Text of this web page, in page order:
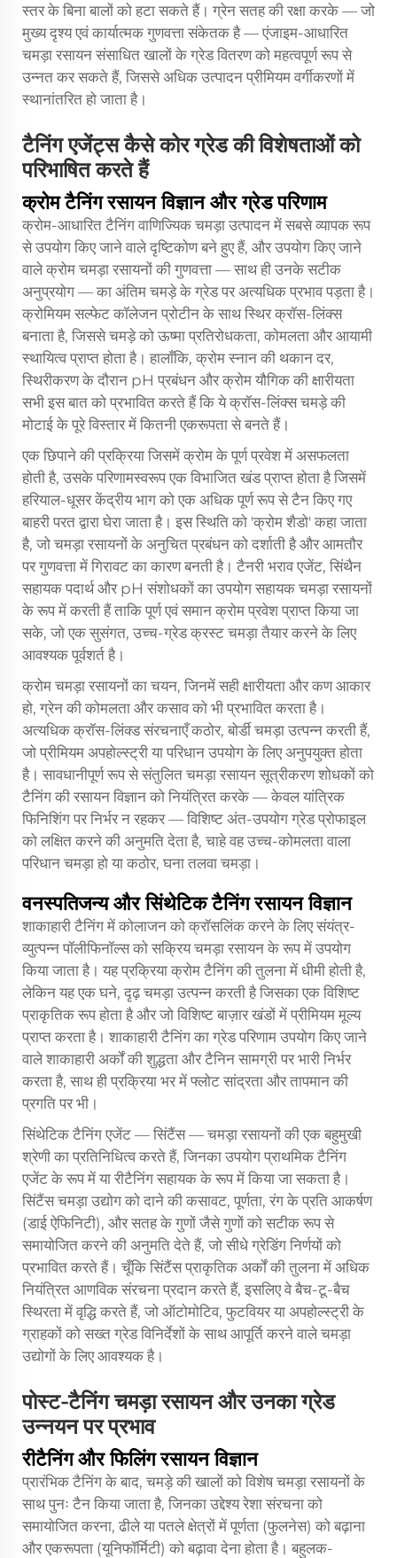
स्तर के बिना बालों को हटा सकते हैं। ग्रेन सतह की रक्षा करके — जो
मुख्य दृश्य एवं कार्यात्मक गुणवत्ता संकेतक है — एंजाइम-आधारित
चमड़ा रसायन संसाधित खालों के ग्रेड वितरण को महत्वपूर्ण रूप से
उन्नत कर सकते हैं, जिससे अधिक उत्पादन प्रीमियम वर्गीकरणों में
स्थानांतरित हो जाता है।
टैनिंग एजेंट्स कैसे कोर ग्रेड की विशेषताओं को
परिभाषित करते हैं
क्रोम टैनिंग रसायन विज्ञान और ग्रेड परिणाम
क्रोम-आधारित टैनिंग वाणिज्यिक चमड़ा उत्पादन में सबसे व्यापक रूप
से उपयोग किए जाने वाले दृष्टिकोण बने हुए हैं, और उपयोग किए जाने
वाले क्रोम चमड़ा रसायनों की गुणवत्ता — साथ ही उनके सटीक
अनुप्रयोग — का अंतिम चमड़े के ग्रेड पर अत्यधिक प्रभाव पड़ता है।
क्रोमियम सल्फेट कॉलेजन प्रोटीन के साथ स्थिर क्रॉस-लिंक्स
बनाता है, जिससे चमड़े को ऊष्मा प्रतिरोधकता, कोमलता और आयामी
स्थायित्व प्राप्त होता है। हालाँकि, क्रोम स्नान की थकान दर,
स्थिरीकरण के दौरान pH प्रबंधन और क्रोम यौगिक की क्षारीयता
सभी इस बात को प्रभावित करते हैं कि ये क्रॉस-लिंक्स चमड़े की
मोटाई के पूरे विस्तार में कितनी एकरूपता से बनते हैं।
एक छिपाने की प्रक्रिया जिसमें क्रोम के पूर्ण प्रवेश में असफलता
होती है, उसके परिणामस्वरूप एक विभाजित खंड प्राप्त होता है जिसमें
हरियाल-धूसर केंद्रीय भाग को एक अधिक पूर्ण रूप से टैन किए गए
बाहरी परत द्वारा घेरा जाता है। इस स्थिति को 'क्रोम शैडो' कहा जाता
है, जो चमड़ा रसायनों के अनुचित प्रबंधन को दर्शाती है और आमतौर
पर गुणवत्ता में गिरावट का कारण बनती है। टैनरी भराव एजेंट, सिंथैन
सहायक पदार्थ और pH संशोधकों का उपयोग सहायक चमड़ा रसायनों
के रूप में करती हैं ताकि पूर्ण एवं समान क्रोम प्रवेश प्राप्त किया जा
सके, जो एक सुसंगत, उच्च-ग्रेड क्रस्ट चमड़ा तैयार करने के लिए
आवश्यक पूर्वशर्त है।
क्रोम चमड़ा रसायनों का चयन, जिनमें सही क्षारीयता और कण आकार
हो, ग्रेन की कोमलता और कसाव को भी प्रभावित करता है।
अत्यधिक क्रॉस-लिंक्ड संरचनाएँ कठोर, बोर्डी चमड़ा उत्पन्न करती हैं,
जो प्रीमियम अपहोल्स्ट्री या परिधान उपयोग के लिए अनुपयुक्त होता
है। सावधानीपूर्ण रूप से संतुलित चमड़ा रसायन सूत्रीकरण शोधकों को
टैनिंग की रसायन विज्ञान को नियंत्रित करके — केवल यांत्रिक
फिनिशिंग पर निर्भर न रहकर — विशिष्ट अंत-उपयोग ग्रेड प्रोफाइल
को लक्षित करने की अनुमति देता है, चाहे वह उच्च-कोमलता वाला
परिधान चमड़ा हो या कठोर, घना तलवा चमड़ा।
वनस्पतिजन्य और सिंथेटिक टैनिंग रसायन विज्ञान
शाकाहारी टैनिंग में कोलाजन को क्रॉसलिंक करने के लिए संयंत्र-
व्युत्पन्न पॉलीफिनॉल्स को सक्रिय चमड़ा रसायन के रूप में उपयोग
किया जाता है। यह प्रक्रिया क्रोम टैनिंग की तुलना में धीमी होती है,
लेकिन यह एक घने, दृढ़ चमड़ा उत्पन्न करती है जिसका एक विशिष्ट
प्राकृतिक रूप होता है और जो विशिष्ट बाज़ार खंडों में प्रीमियम मूल्य
प्राप्त करता है। शाकाहारी टैनिंग का ग्रेड परिणाम उपयोग किए जाने
वाले शाकाहारी अर्कों की शुद्धता और टैनिन सामग्री पर भारी निर्भर
करता है, साथ ही प्रक्रिया भर में फ्लोट सांद्रता और तापमान की
प्रगति पर भी।
सिंथेटिक टैनिंग एजेंट — सिंटैंस — चमड़ा रसायनों की एक बहुमुखी
श्रेणी का प्रतिनिधित्व करते हैं, जिनका उपयोग प्राथमिक टैनिंग
एजेंट के रूप में या रीटैनिंग सहायक के रूप में किया जा सकता है।
सिंटैंस चमड़ा उद्योग को दाने की कसावट, पूर्णता, रंग के प्रति आकर्षण
(डाई ऐफिनिटी), और सतह के गुणों जैसे गुणों को सटीक रूप से
समायोजित करने की अनुमति देते हैं, जो सीधे ग्रेडिंग निर्णयों को
प्रभावित करते हैं। चूँकि सिंटैंस प्राकृतिक अर्कों की तुलना में अधिक
नियंत्रित आणविक संरचना प्रदान करते हैं, इसलिए वे बैच-टू-बैच
स्थिरता में वृद्धि करते हैं, जो ऑटोमोटिव, फुटवियर या अपहोल्स्ट्री के
ग्राहकों को सख्त ग्रेड विनिर्देशों के साथ आपूर्ति करने वाले चमड़ा
उद्योगों के लिए आवश्यक है।
पोस्ट-टैनिंग चमड़ा रसायन और उनका ग्रेड
उन्नयन पर प्रभाव
रीटैनिंग और फिलिंग रसायन विज्ञान
प्रारंभिक टैनिंग के बाद, चमड़े की खालों को विशेष चमड़ा रसायनों के
साथ पुनः टैन किया जाता है, जिनका उद्देश्य रेशा संरचना को
समायोजित करना, ढीले या पतले क्षेत्रों में पूर्णता (फुलनेस) को बढ़ाना
और एकरूपता (यूनिफॉर्मिटी) को बढ़ावा देना होता है। बहुलक-